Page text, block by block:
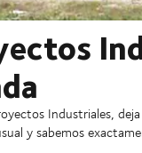
Industriales,
y sabemos